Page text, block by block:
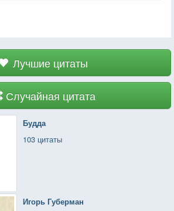
Лучшие цитаты
Случайная цитата
Будда
103 цитаты
Игорь Губерман